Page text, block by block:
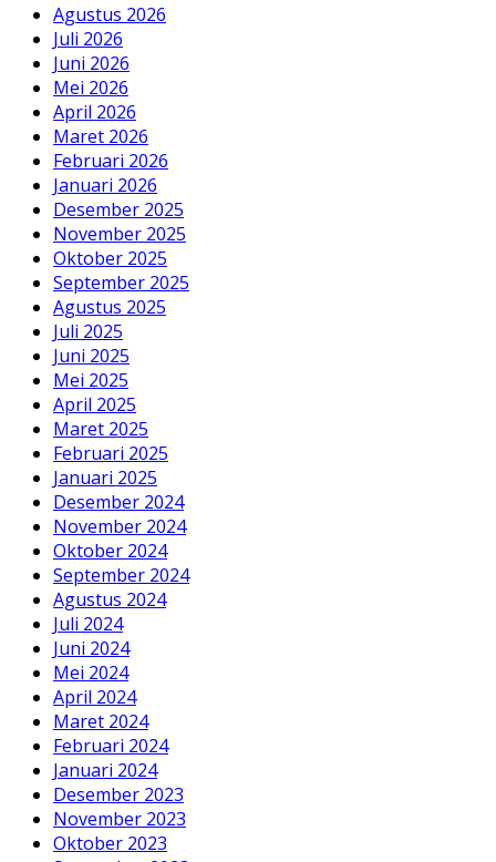
Agustus 2026
Juli 2026
Juni 2026
Mei 2026
April 2026
Maret 2026
Februari 2026
Januari 2026
Desember 2025
November 2025
Oktober 2025
September 2025
Agustus 2025
Juli 2025
Juni 2025
Mei 2025
April 2025
Maret 2025
Februari 2025
Januari 2025
Desember 2024
November 2024
Oktober 2024
September 2024
Agustus 2024
Juli 2024
Juni 2024
Mei 2024
April 2024
Maret 2024
Februari 2024
Januari 2024
Desember 2023
November 2023
Oktober 2023